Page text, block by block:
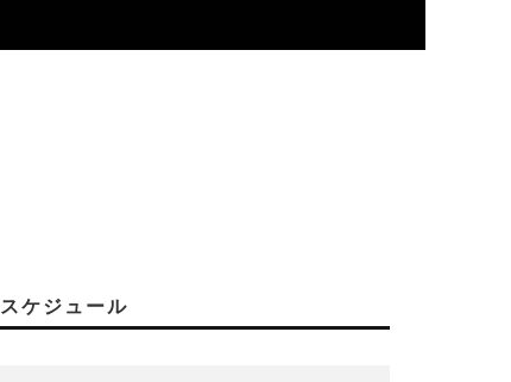
ケジュール